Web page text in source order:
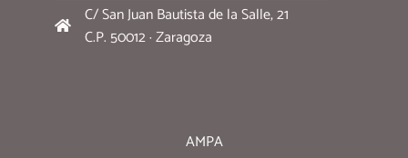
C/ San Juan Bautista de la Salle, 21
C.P. 50012 · Zaragoza
AMPA